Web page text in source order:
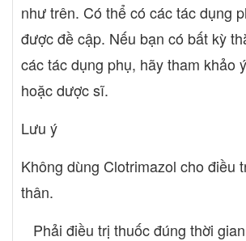
như trên. Có thể có các tác dụng
được đề cập. Nếu bạn có bất kỳ
các tác dụng phụ, hãy tham khảo
hoặc dược sĩ.
Lưu ý
Không dùng Clotrimazol cho điều
thân.
Phải điều trị thuốc đúng thời